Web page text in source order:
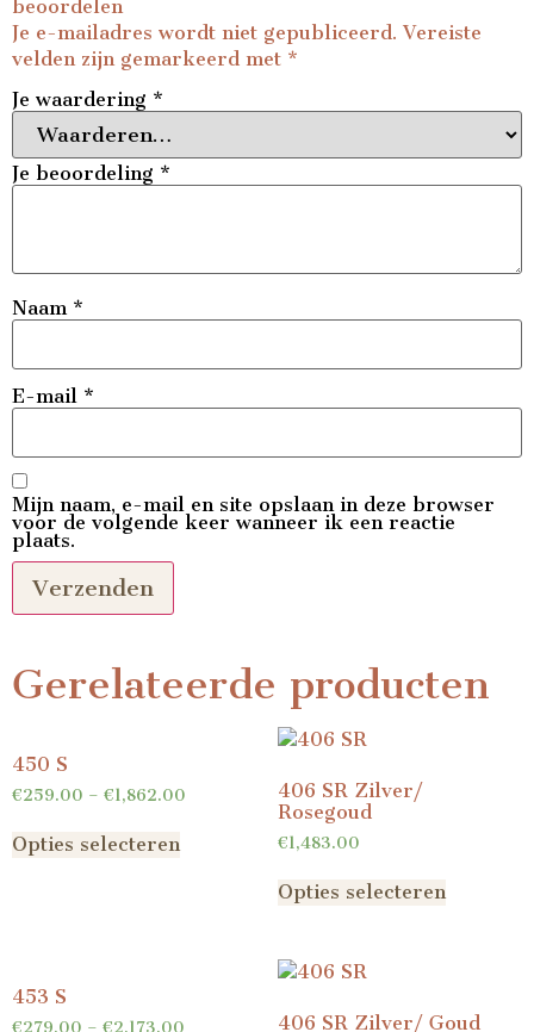
beoordelen
Je e-mailadres wordt niet gepubliceerd. Vereiste
velden zijn gemarkeerd met *
Je waardering *
Je beoordeling *
Naam *
E-mail *
Mijn naam, e-mail en site opslaan in deze browser
voor de volgende keer wanneer ik een reactie
plaats.
Gerelateerde producten
450 S
€259.00 – €1,862.00
Opties selecteren
406 SR Zilver/
Rosegoud
€1,483.00
Opties selecteren
453 S
406 SR Zilver/ Goud